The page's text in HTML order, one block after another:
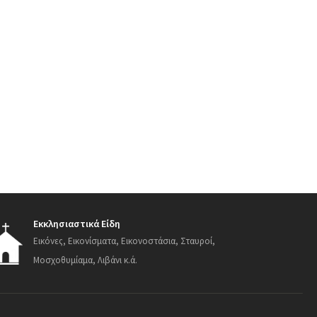
Εκκλησιαστικά Είδη
Εικόνες, Εικονίσματα, Εικονοστάσια, Σταυροί,
Μοσχοθυμίαμα, Λιβάνι κ.ά.